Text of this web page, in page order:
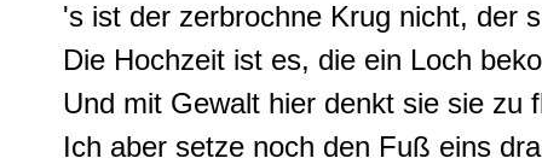
's ist der zerbrochne Krug nicht, der
Die Hochzeit ist es, die ein Loch
Und mit Gewalt hier denkt sie sie zu
Ich aber setze noch den Fuß eins